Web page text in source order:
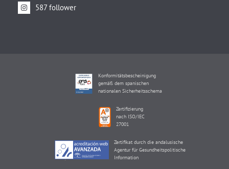
587 follower
Konformitätsbescheinigung
gemäß dem spanischen
nationalen Sicherheitsschema
Zertifizierung
nach ISO/IEC
27001
Zertifikat durch die andalusische
Agentur für Gesundheitspolitische
Information